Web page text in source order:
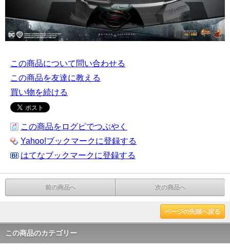
この商品について問い合わせる
この商品を友達に教える
買い物を続ける
この商品をログピでつぶやく
Yahoo!ブックマークに登録する
はてなブックマークに登録する
前の商品へ 次の商品へ
ページの先頭へ戻る
この商品のカテゴリー